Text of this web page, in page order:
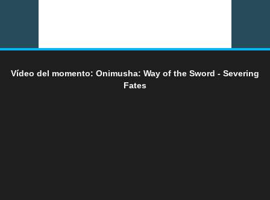
Vídeo del momento: Onimusha: Way of the Sword - Severing
Fates